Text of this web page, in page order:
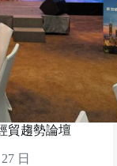
貿趨勢論壇
日